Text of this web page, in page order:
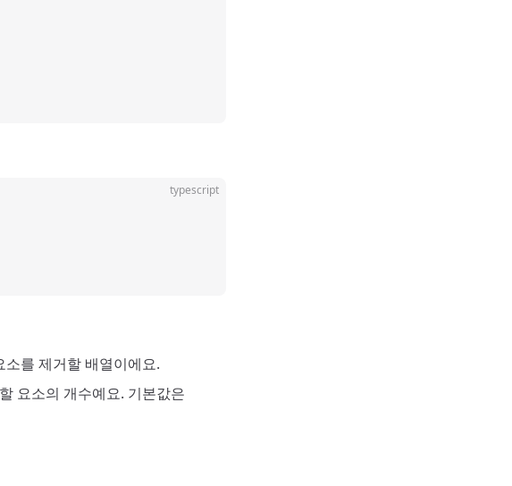
typescript
소를 제거할 배열이에요.
요소의 개수예요. 기본값은